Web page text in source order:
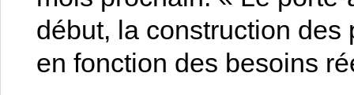
début, la construction
en fonction des besoins